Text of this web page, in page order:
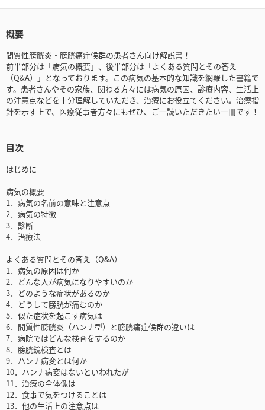
概要
間質性膀胱炎・膀胱痛症候群の患者さん向け解説書！
前半部分は「病気の概要」、後半部分は「よくある質問とその答え
（Q&A）」となっております。この病気の基本的な知識を網羅した書籍で
す。患者さんやその家族、関わる方々には病気の原因、診療内容、生活上
の注意点などを十分理解していただき、治療にお役立てください。治療指
針を示す上で、医療従事者方々にもぜひ、ご一読いただきたい一冊です！
目次
はじめに
病気の概要
1．病気の名前の意味と注意点
2．病気の特徴
3．診断
4．治療法
よくある質問とその答え（Q&A）
1．病気の原因は何か
2．どんな人が病気になりやすいのか
3．どのような症状があるのか
4．どうして膀胱が痛むのか
5．似た症状を起こす病気は
6．間質性膀胱炎（ハンナ型）と膀胱痛症候群の違いは
7．病院ではどんな検査をするのか
8．膀胱鏡検査とは
9．ハンナ病変とは何か
10．ハンナ病変はないといわれたが
11．治療の全体像は
12．食事で気をつけることは
13．他の生活上の注意点は